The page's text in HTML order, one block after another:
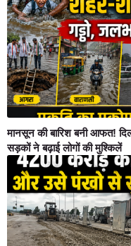
मानसून की बारिश बनी आफत!
सड़कों ने बढ़ाई लोगों की मुश्किलें